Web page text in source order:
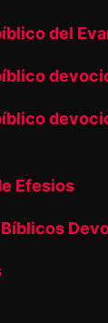
del
Efesios